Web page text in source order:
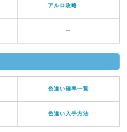
アルロ攻略
ー
色違い確率一覧
色違い入手方法